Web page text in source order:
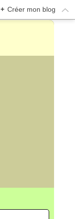
+ Créer mon blog